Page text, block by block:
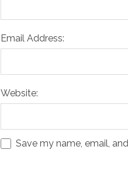
Email Address:
Website:
Save my name, email,